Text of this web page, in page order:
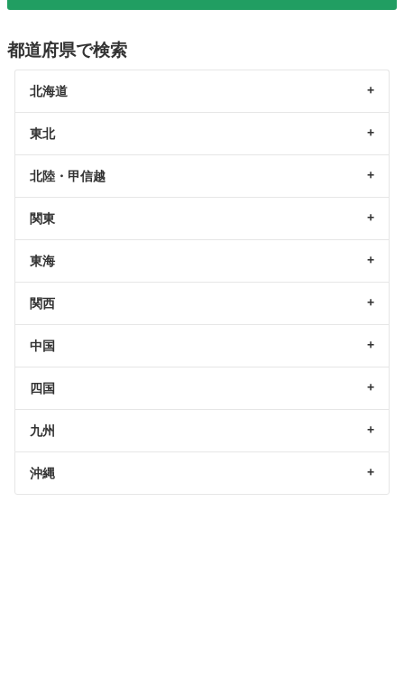
都道府県で検索
北海道
東北
北陸・甲信越
関東
東海
関西
中国
四国
九州
沖縄